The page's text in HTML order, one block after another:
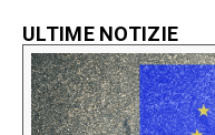
ULTIME NOTIZIE